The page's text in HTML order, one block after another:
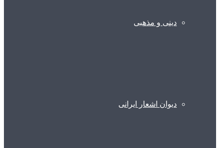
دینی و مذهبی
دیوان اشعار ایرانی